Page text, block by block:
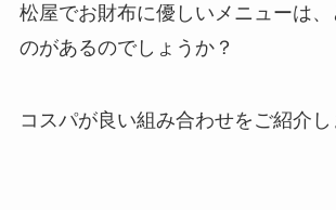
松屋でお財布に優しいメニューは、
のがあるのでしょうか？
コスパが良い組み合わせをご紹介し